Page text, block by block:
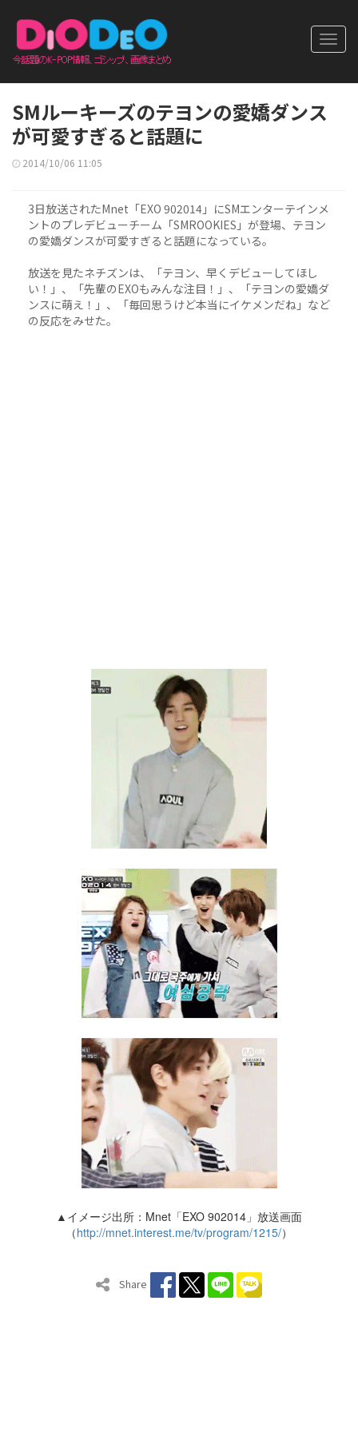
SMルーキーズのテヨンの愛嬌ダンス
が可愛すぎると話題に
2014/10/06 11:05
3日放送されたMnet「EXO 902014」にSMエンターテインメ
ントのプレデビューチーム「SMROOKIES」が登場、テヨン
の愛嬌ダンスが可愛すぎると話題になっている。
放送を見たネチズンは、「テヨン、早くデビューしてほし
い！」、「先輩のEXOもみんな注目！」、「テヨンの愛嬌ダ
ンスに萌え！」、「毎回思うけど本当にイケメンだね」など
の反応をみせた。
▲イメージ出所：Mnet「EXO 902014」放送画面
（http://mnet.interest.me/tv/program/1215/）
Share